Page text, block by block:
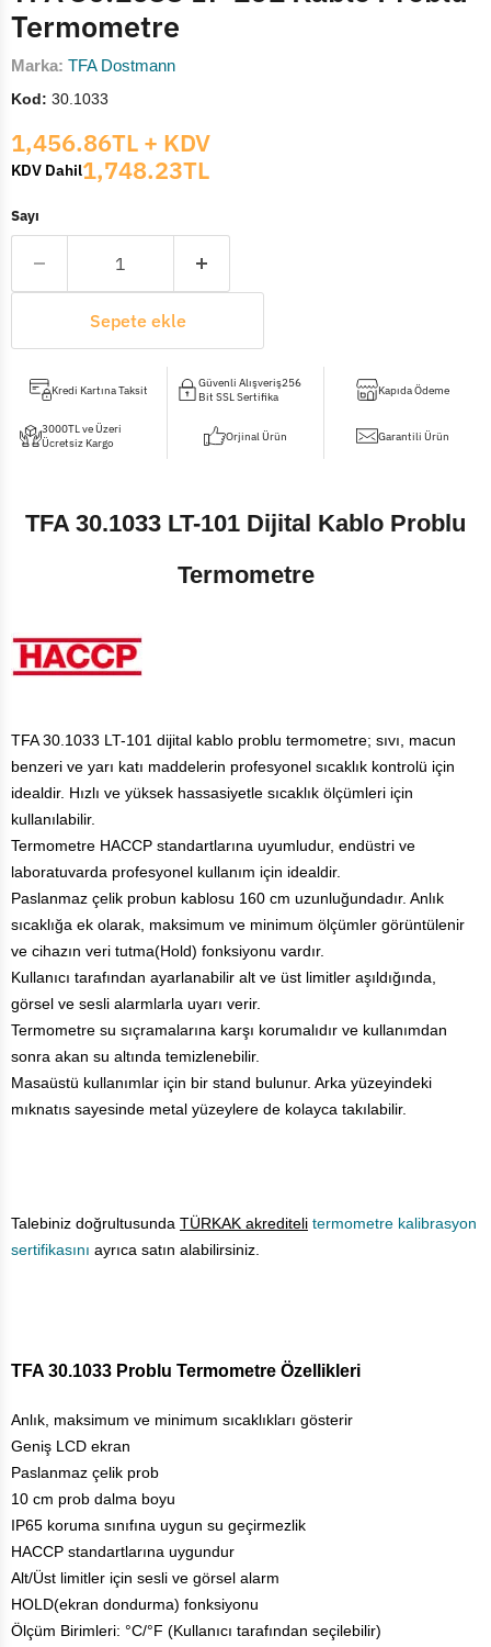
Termometre
Marka: TFA Dostmann
Kod: 30.1033
Mevcut fiyat
1,456.86TL + KDV
KDV Dahil1,748.23TL
Sayı
Sepete ekle
Kredi Kartına Taksit
Güvenli Alışveriş256
Bit SSL Sertifika
Kapıda Ödeme
3000TL ve Üzeri
Ücretsiz Kargo
Orjinal Ürün Garantili Ürün
TFA 30.1033 LT-101 Dijital Kablo Problu
Termometre
TFA 30.1033 LT-101 dijital kablo problu termometre; sıvı, macun
benzeri ve yarı katı maddelerin profesyonel sıcaklık kontrolü için
idealdir. Hızlı ve yüksek hassasiyetle sıcaklık ölçümleri için
kullanılabilir.
Termometre HACCP standartlarına uyumludur, endüstri ve
laboratuvarda profesyonel kullanım için idealdir.
Paslanmaz çelik probun kablosu 160 cm uzunluğundadır. Anlık
sıcaklığa ek olarak, maksimum ve minimum ölçümler görüntülenir
ve cihazın veri tutma(Hold) fonksiyonu vardır.
Kullanıcı tarafından ayarlanabilir alt ve üst limitler aşıldığında,
görsel ve sesli alarmlarla uyarı verir.
Termometre su sıçramalarına karşı korumalıdır ve kullanımdan
sonra akan su altında temizlenebilir.
Masaüstü kullanımlar için bir stand bulunur. Arka yüzeyindeki
mıknatıs sayesinde metal yüzeylere de kolayca takılabilir.
Talebiniz doğrultusunda TÜRKAK akrediteli termometre kalibrasyon
sertifikasını ayrıca satın alabilirsiniz.
TFA 30.1033 Problu Termometre Özellikleri
Anlık, maksimum ve minimum sıcaklıkları gösterir
Geniş LCD ekran
Paslanmaz çelik prob
10 cm prob dalma boyu
IP65 koruma sınıfına uygun su geçirmezlik
HACCP standartlarına uygundur
Alt/Üst limitler için sesli ve görsel alarm
HOLD(ekran dondurma) fonksiyonu
Ölçüm Birimleri: °C/°F (Kullanıcı tarafından seçilebilir)